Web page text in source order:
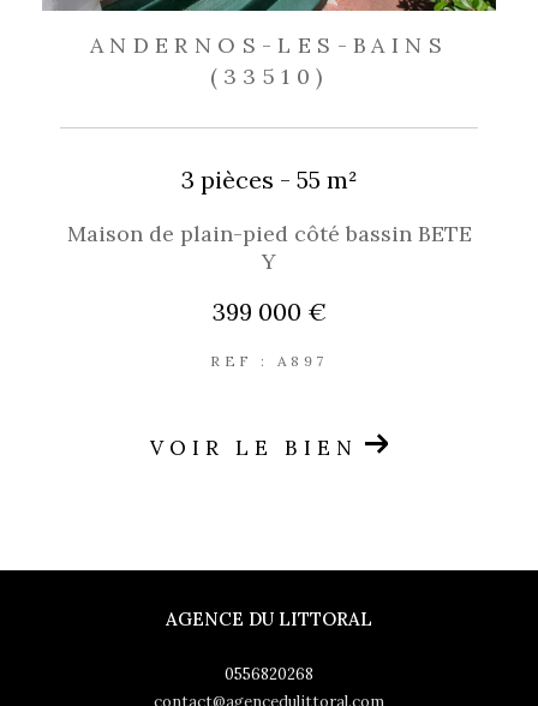
ANDERNOS-LES-BAINS
(33510)
3 pièces - 55 m²
Maison de plain-pied côté bassin BETE
Y
399 000 €
REF : A897
VOIR LE BIEN
AGENCE DU LITTORAL
0556820268
contact@agencedulittoral.com